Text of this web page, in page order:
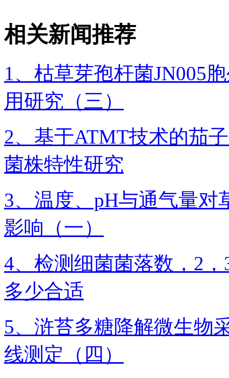
相关新闻推荐
1、枯草芽孢杆菌JN005
用研究（三）
2、基于ATMT技术的茄
菌株特性研究
3、温度、pH与通气量对
影响（一）
4、检测细菌菌落数，2
多少合适
5、浒苔多糖降解微生物
线测定（四）